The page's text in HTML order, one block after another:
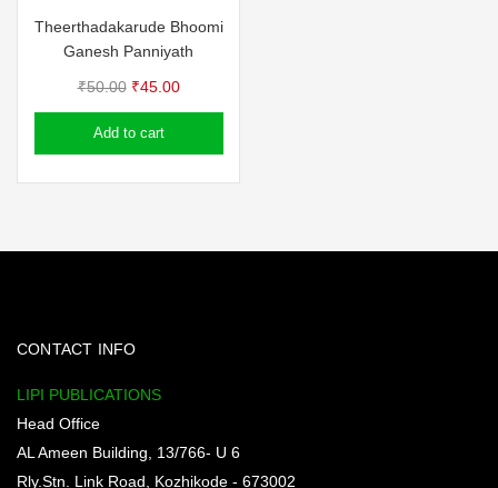
Theerthadakarude Bhoomi
Ganesh Panniyath
₹50.00 Original
price
was:
₹45.00Current
price
Add to cart
CONTACT INFO
LIPI PUBLICATIONS
Head Office
AL Ameen Building, 13/766- U 6
Rly.Stn. Link Road, Kozhikode - 673002